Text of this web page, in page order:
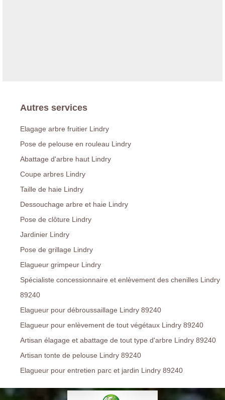
Autres services
Elagage arbre fruitier Lindry
Pose de pelouse en rouleau Lindry
Abattage d'arbre haut Lindry
Coupe arbres Lindry
Taille de haie Lindry
Dessouchage arbre et haie Lindry
Pose de clôture Lindry
Jardinier Lindry
Pose de grillage Lindry
Elagueur grimpeur Lindry
Spécialiste concessionnaire et enlèvement des chenilles Lindry
89240
Elagueur pour débroussaillage Lindry 89240
Elagueur pour enlèvement de tout végétaux Lindry 89240
Artisan élagage et abattage de tout type d'arbre Lindry 89240
Artisan tonte de pelouse Lindry 89240
Elagueur pour entretien parc et jardin Lindry 89240